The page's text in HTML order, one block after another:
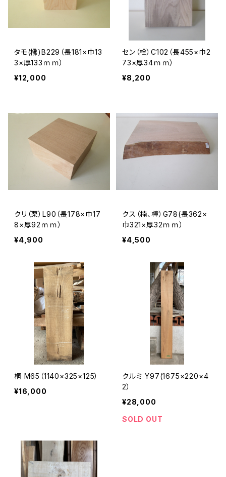
タモ(梻)B229（長181×巾13
3×厚133ｍｍ）
¥12,000
セン（栓）C102（長455×巾2
73×厚34ｍｍ）
¥8,200
クリ（栗）L90（長178×巾17
8×厚92ｍｍ）
¥4,900
クス（楠、樟）G78(長362×
巾321×厚32ｍｍ）
¥4,500
桐 M65（1140×325×125）
¥16,000
クルミ Y97(1675×220×4
2）
¥28,000
SOLD OUT